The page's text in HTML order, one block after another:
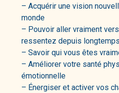
– Acquérir une vision
monde
– Pouvoir aller vraiment
ressentez depuis longtemps
– Savoir qui vous êtes
– Améliorer votre santé
émotionnelle
– Énergiser et activer vos